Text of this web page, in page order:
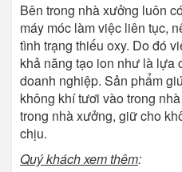
Bên trong nhà xưởng luôn
máy móc làm việc liên tục,
tình trạng thiếu oxy. Do đó
khả năng tạo ion như là lựa
doanh nghiệp. Sản phẩm
không khí tươi vào trong
trong nhà xưởng, giữ cho
chịu.
Quý khách xem thêm: